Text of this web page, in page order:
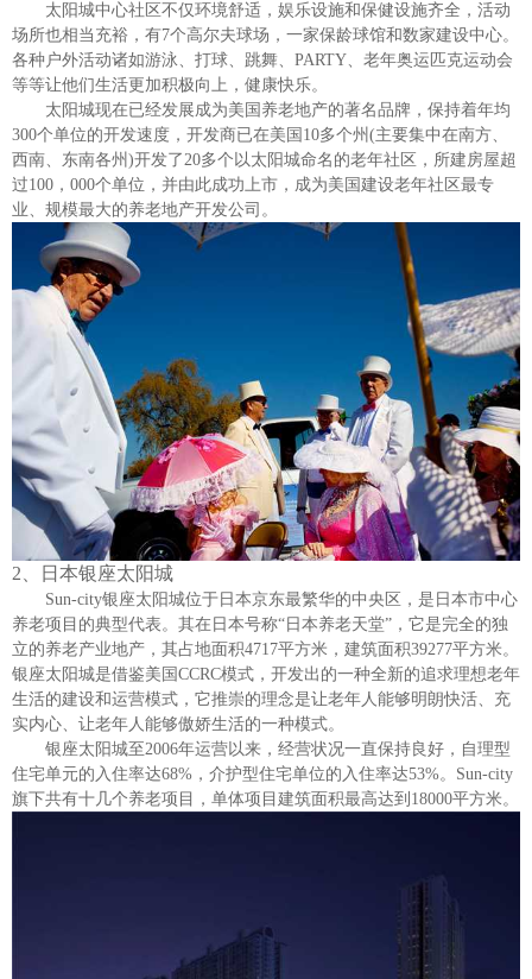
太阳城中心社区不仅环境舒适，娱乐设施和保健设施齐全，活动
场所也相当充裕，有7个高尔夫球场，一家保龄球馆和数家建设中心。
各种户外活动诸如游泳、打球、跳舞、 PARTY、老年奥运匹克运动会
等等让他们生活更加积极向上，健康快乐。
太阳城现在已经发展成为美国养老地产的著名品牌，保持着年均
300个单位的开发速度，开发商已在美国 10多个州 (主要集中在南方、
西南、东南各州 )开发了20多个以太阳城命名的老年社区，所建房屋超
过100 ， 000个单位，并由此成功上市，成为美国建设老年社区最专
业、规模最大的养老地产开发公司。
2、 日本银座太阳城
Sun-city银座太阳城位于日本京东最繁华的中央区，是日本市中心
养老项目的典型代表。其在日本号称“日本养老天堂”，它是完全的独
立的养老产业地产，其占地面积4717平方米，建筑面积39277平方米。
银座太阳城是借鉴美国 CCRC模式，开发出的一种全新的追求理想老年
生活的建设和运营模式，它推崇的理念是让老年人能够明朗快活、充
实内心、让老年人能够傲娇生活的一种模式。
银座太阳城至2006年运营以来，经营状况一直保持良好，自理型
住宅单元的入住率达68% ，介护型住宅单位的入住率达53%。 Sun-city
旗下共有十几个养老项目，单体项目建筑面积最高达到 18000平方米。